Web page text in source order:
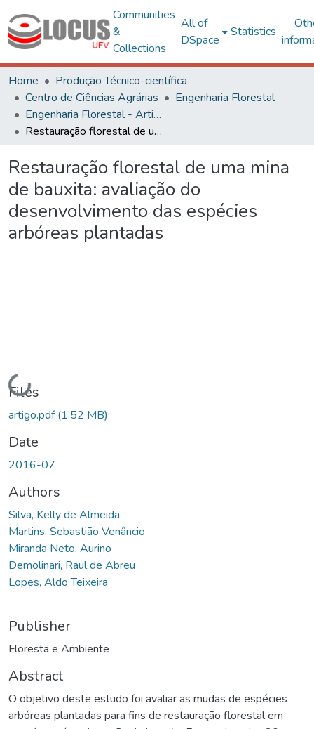
Communities
&
Collections
All of
DSpace
Statistics
Home
Produção Técnico-científica
Centro de Ciências Agrárias
Engenharia Florestal
Engenharia Florestal - Artigos
Restauração florestal de uma mina de bauxita: avaliação do desenvolvimento das espécies arbóreas plantadas
Restauração florestal de uma mina
de bauxita: avaliação do
desenvolvimento das espécies
arbóreas plantadas
Loading...
Files
artigo.pdf(1.52 MB)
Date
2016-07
Authors
Silva, Kelly de Almeida
Martins, Sebastião Venâncio
Miranda Neto, Aurino
Demolinari, Raul de Abreu
Lopes, Aldo Teixeira
Publisher
Floresta e Ambiente
Abstract
O objetivo deste estudo foi avaliar as mudas de espécies
arbóreas plantadas para fins de restauração florestal em